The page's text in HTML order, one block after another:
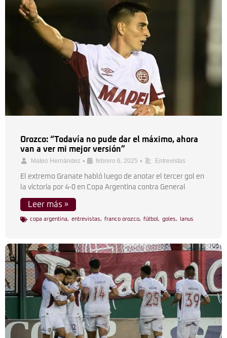
Orozco: “Todavía no pude dar el máximo, ahora
van a ver mi mejor versión”
Mateo Hernández • febrero 6, 2025 • Entrevistas
El extremo Granate habló luego de anotar el tercer gol en
la victoria por 4-0 en Copa Argentina contra General
Leer más »
copa argentina, entrevistas, franco orozco, fútbol , goles, lanus